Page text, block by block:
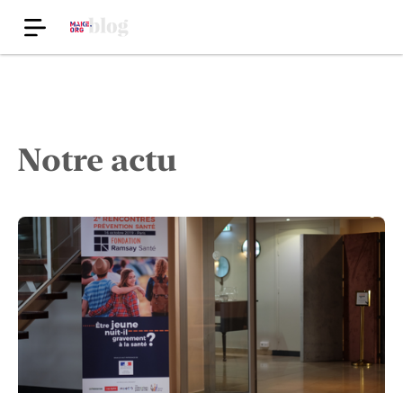
Notre actu